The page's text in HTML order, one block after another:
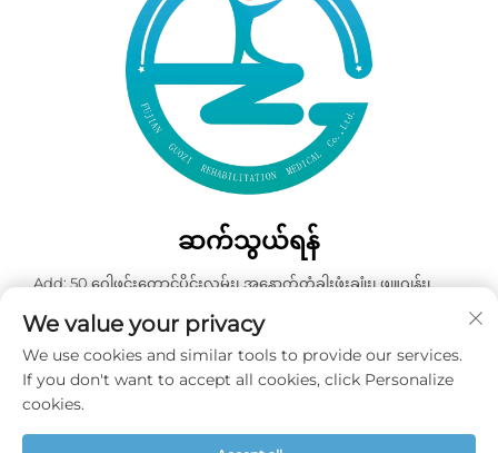
ဆက်သွယ်ရန်
Add: 50 ဂေါဖင်းတောင်ပိုင်းလမ်း၊ အနောက်တံခါးဖုံးချုံး၊ ဖျူဂျန်း၊
+86-19859128239
အီးမေးလ်:[email protected]
We value your privacy
We use cookies and similar tools to provide our services.
If you don't want to accept all cookies, click Personalize
cookies.